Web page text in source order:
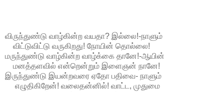
விருந்துண்டு வாழ்கின்ற வயதா? இல்லை!-நாளும்
விட்டுவிட்டு வருகிறது! நோயின் தொல்லை!
மருந்துண்டு வாழ்கின்ற வாழ்க்கை தானே!-ஆயின்
மனத்தளவில் என்றென்றும் இளைஞன் நானே!
இருந்துண்டு இயன்றவரை ஏதோ பதிவை- நாளும்
எழுதிகிறேன்! வலைதன்னில்! வாட்ட, முதுமை